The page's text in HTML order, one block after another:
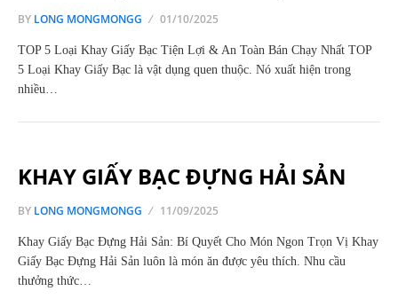
BY LONG MONGMONGG 01/10/2025
TOP 5 Loại Khay Giấy Bạc Tiện Lợi & An Toàn Bán Chạy Nhất TOP
5 Loại Khay Giấy Bạc là vật dụng quen thuộc. Nó xuất hiện trong
nhiều…
KHAY GIẤY BẠC ĐỰNG HẢI SẢN
BY LONG MONGMONGG 11/09/2025
Khay Giấy Bạc Đựng Hải Sản: Bí Quyết Cho Món Ngon Trọn Vị Khay
Giấy Bạc Đựng Hải Sản luôn là món ăn được yêu thích. Nhu cầu
thưởng thức…